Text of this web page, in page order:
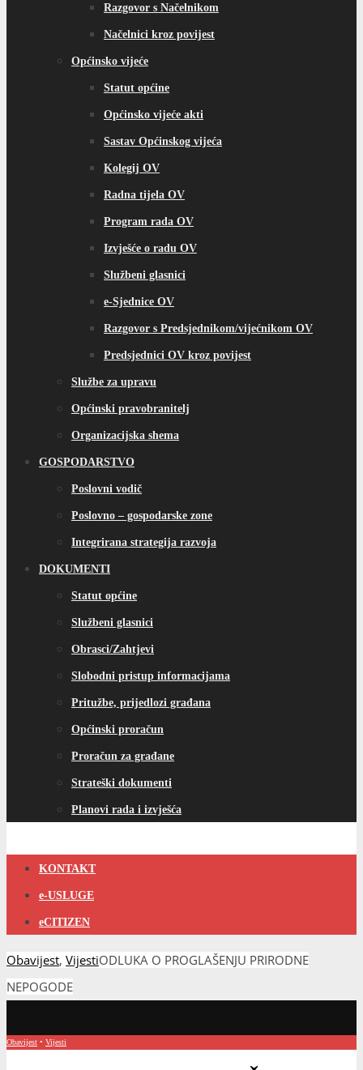
Razgovor s Načelnikom
Načelnici kroz povijest
Općinsko vijeće
Statut općine
Općinsko vijeće akti
Sastav Općinskog vijeća
Kolegij OV
Radna tijela OV
Program rada OV
Izvješće o radu OV
Službeni glasnici
e-Sjednice OV
Razgovor s Predsjednikom/vijećnikom OV
Predsjednici OV kroz povijest
Službe za upravu
Općinski pravobranitelj
Organizacijska shema
GOSPODARSTVO
Poslovni vodič
Poslovno – gospodarske zone
Integrirana strategija razvoja
DOKUMENTI
Statut općine
Službeni glasnici
Obrasci/Zahtjevi
Slobodni pristup informacijama
Pritužbe, prijedlozi građana
Općinski proračun
Proračun za građane
Strateški dokumenti
Planovi rada i izvješća
KONTAKT
e-USLUGE
eCITIZEN
Obavijest, VijestiODLUKA O PROGLAŠENJU PRIRODNE
NEPOGODE
Obavijest • Vijesti